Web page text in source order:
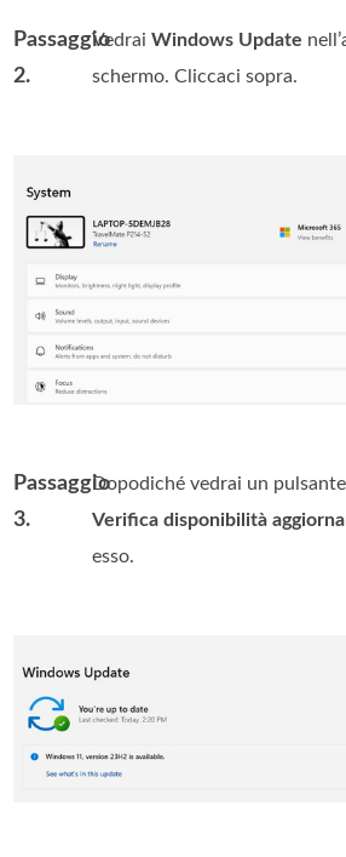
Passaggio
2.
VedraiWindows Update
schermo. Cliccaci sopra.
Passaggio
3.
Dopodiché vedrai un
Verifica disponibilità
esso.